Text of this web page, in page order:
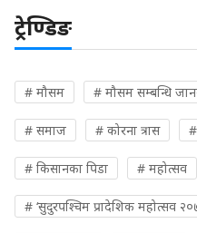
ट्रेण्डिङ
# मौसम # मौसम सम्बन्धि
# समाज # कोरना त्रास
# किसानका पिडा # महोत्सव
# ‘सुदुरपश्चिम प्रादेशिक महोत्सव